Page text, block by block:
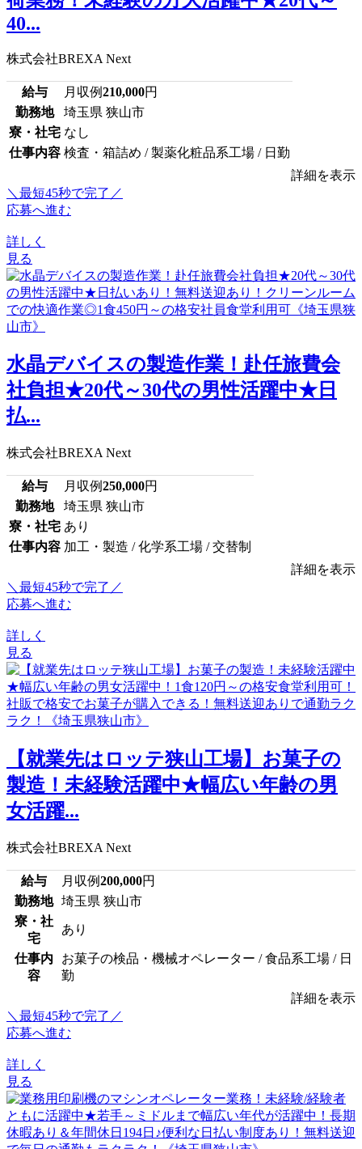
40...
株式会社BREXA Next
給与 月収例210,000円
勤務地
埼玉県 狭山市
寮・社宅 なし
仕事内容 検査・箱詰め / 製薬化粧品系工場 / 日勤
詳細を表示
＼最短45秒で完了／
応募へ進む
詳しく
見る
水晶デバイスの製造作業！赴任旅費会
社負担★20代～30代の男性活躍中★日
払...
株式会社BREXA Next
給与 月収例250,000円
勤務地
埼玉県 狭山市
寮・社宅 あり
仕事内容 加工・製造 / 化学系工場 / 交替制
詳細を表示
＼最短45秒で完了／
応募へ進む
詳しく
見る
【就業先はロッテ狭山工場】お菓子の
製造！未経験活躍中★幅広い年齢の男
女活躍...
株式会社BREXA Next
給与 月収例200,000円
勤務地
埼玉県 狭山市
寮・社
宅
あり
仕事内
容
お菓子の検品・機械オペレーター / 食品系工場 / 日
勤
詳細を表示
＼最短45秒で完了／
応募へ進む
詳しく
見る